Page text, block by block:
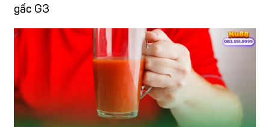
gấc G3